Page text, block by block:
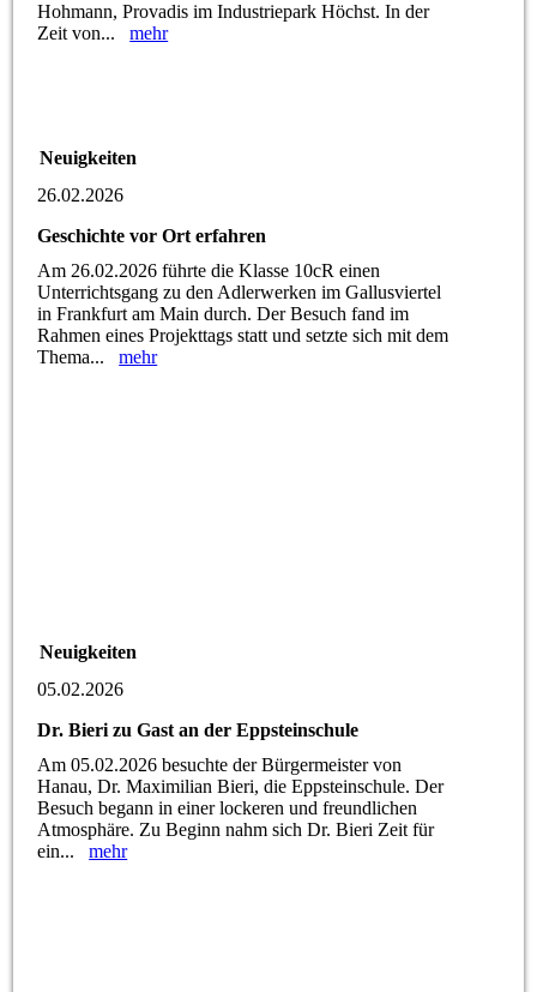
Hohmann, Provadis im Industriepark Höchst. In der
Zeit von...mehr
Neuigkeiten
26.02.2026
Geschichte vor Ort erfahren
Am 26.02.2026 führte die Klasse 10cR einen
Unterrichtsgang zu den Adlerwerken im Gallusviertel
in Frankfurt am Main durch. Der Besuch fand im
Rahmen eines Projekttags statt und setzte sich mit dem
Thema...mehr
Neuigkeiten
05.02.2026
Dr. Bieri zu Gast an der Eppsteinschule
Am 05.02.2026 besuchte der Bürgermeister von
Hanau, Dr. Maximilian Bieri, die Eppsteinschule. Der
Besuch begann in einer lockeren und freundlichen
Atmosphäre. Zu Beginn nahm sich Dr. Bieri Zeit für
ein...mehr